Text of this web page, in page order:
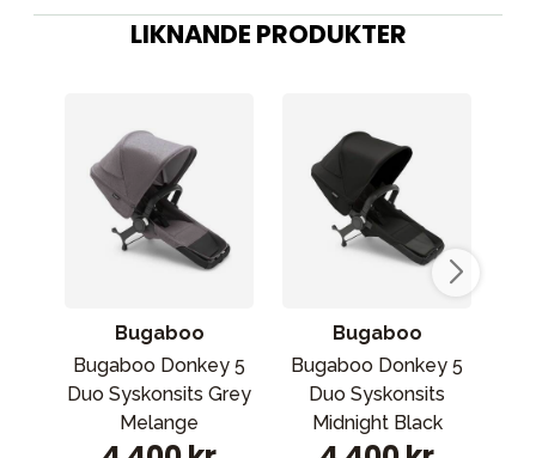
LIKNANDE PRODUKTER
Bugaboo
Bugaboo Donkey 5
Duo Syskonsits Grey
Melange
Bugaboo
Bugaboo Donkey 5
Duo Syskonsits
Midnight Black